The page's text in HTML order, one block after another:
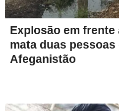
Explosão em frente
mata duas pessoas
Afeganistão